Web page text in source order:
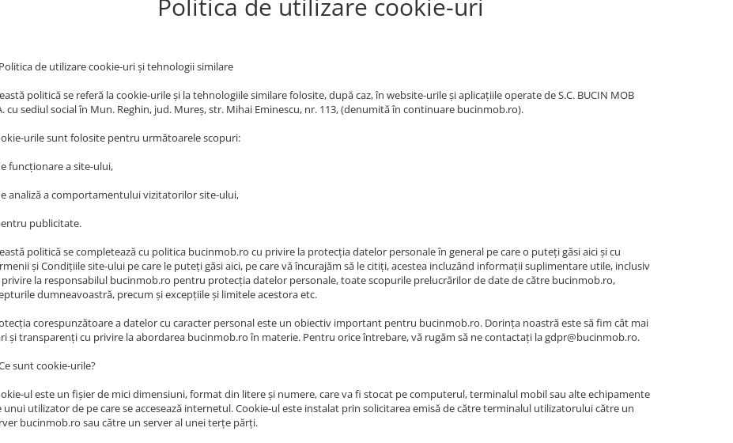
Politica de utilizare cookie-uri
de utilizare cookie-uri și tehnologii similare
politică se referă la cookie-urile și la tehnologiile similare folosite, după caz, în website-urile și aplicațiile operate de S.C. BUCIN MOB
cu sediul social în Mun. Reghin, jud. Mureș, str. Mihai Eminescu, nr. 113, (denumită în continuare bucinmob.ro).
urile sunt folosite pentru următoarele scopuri:
funcționare a site-ului,
analiză a comportamentului vizitatorilor site-ului,
publicitate.
politică se completează cu politica bucinmob.ro cu privire la protecția datelor personale în general pe care o puteți găsi aici și cu
și Condițiile site-ului pe care le puteți găsi aici, pe care vă încurajăm să le citiți, acestea incluzând informații suplimentare utile, inclusiv
privire la responsabilul bucinmob.ro pentru protecția datelor personale, toate scopurile prelucrărilor de date de către bucinmob.ro,
dumneavoastră, precum și excepțiile și limitele acestora etc.
corespunzătoare a datelor cu caracter personal este un obiectiv important pentru bucinmob.ro. Dorința noastră este să fim cât mai
și transparenți cu privire la abordarea bucinmob.ro în materie. Pentru orice întrebare, vă rugăm să ne contactați la gdpr@bucinmob.ro.
sunt cookie-urile?
ul este un fișier de mici dimensiuni, format din litere și numere, care va fi stocat pe computerul, terminalul mobil sau alte echipamente
unui utilizator de pe care se accesează internetul. Cookie-ul este instalat prin solicitarea emisă de către terminalul utilizatorului către un
bucinmob.ro sau către un server al unei terțe părți.